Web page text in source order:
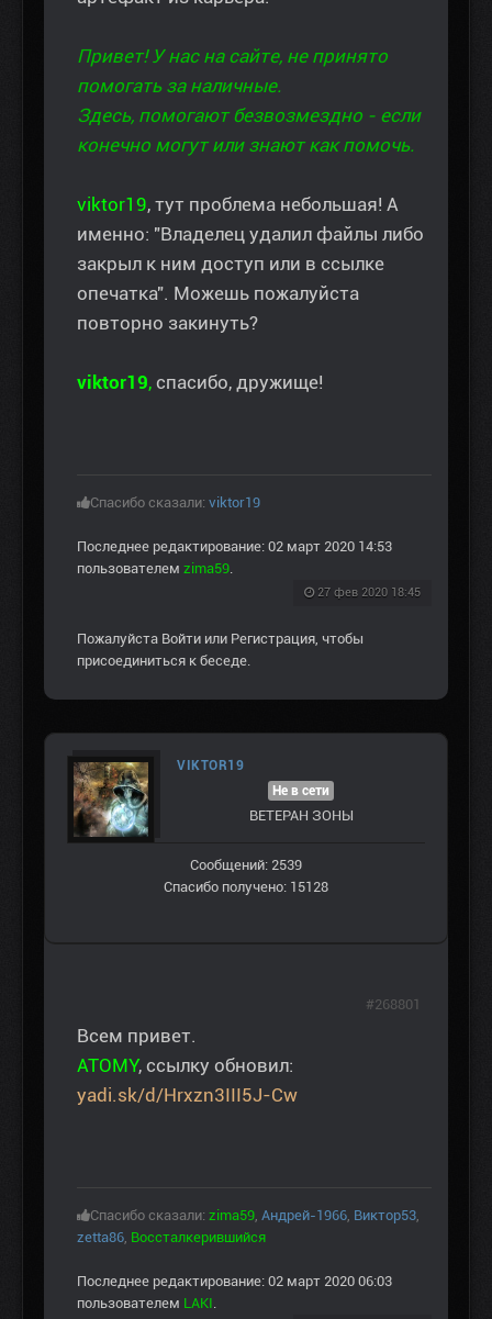
Привет! У нас на сайте, не принято
помогать за наличные.
Здесь, помогают безвозмездно - если
конечно могут или знают как помочь.
viktor19, тут проблема небольшая! А
именно: "Владелец удалил файлы либо
закрыл к ним доступ или в ссылке
опечатка". Можешь пожалуйста
повторно закинуть?
viktor19, спасибо, дружище!
Спасибо сказали: viktor19
Последнее редактирование: 02 март 2020 14:53
пользователем zima59.
27 фев 2020 18:45
Пожалуйста Войти или Регистрация, чтобы
присоединиться к беседе.
VIKTOR19
Не в сети
ВЕТЕРАН ЗOНЫ
Сообщений: 2539
Спасибо получено: 15128
Всем привет.
ATOMY, ссылку обновил:
yadi.sk/d/Hrxzn3III5J-Cw
Спасибо сказали: zima59, Андрей-1966, Виктор53,
zetta86, Воссталкерившийся
Последнее редактирование: 02 март 2020 06:03
пользователем LAKI.
#268801